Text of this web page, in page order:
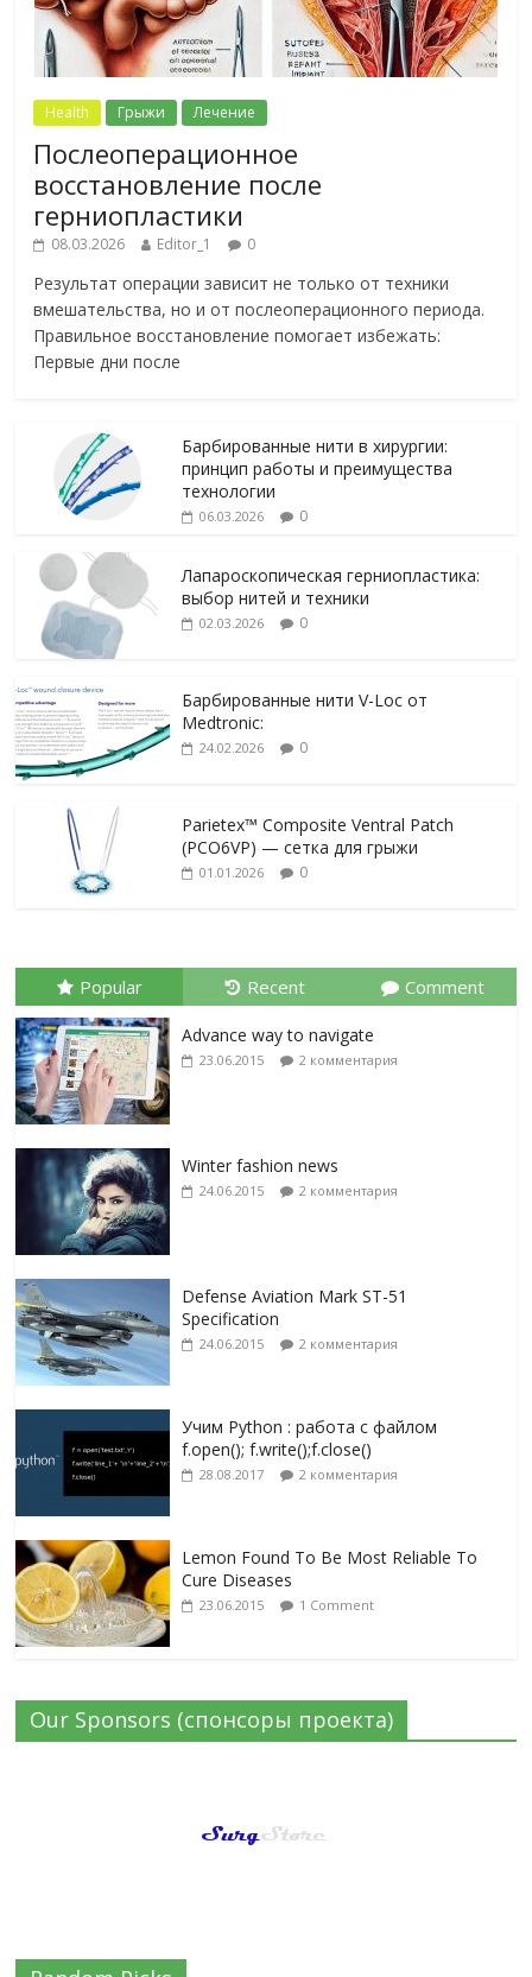
Health Грыжи Лечение
Послеоперационное
восстановление после
герниопластики
08.03.2026 Editor_1 0
Результат операции зависит не только от техники
вмешательства, но и от послеоперационного периода.
Правильное восстановление помогает избежать:
Первые дни после
Барбированные нити в хирургии:
принцип работы и преимущества
технологии
06.03.2026 0
Лапароскопическая герниопластика:
выбор нитей и техники
02.03.2026 0
Барбированные нити V-Loc от
Medtronic:
24.02.2026 0
Parietex™ Composite Ventral Patch
(PCO6VP) — сетка для грыжи
01.01.2026 0
Popular Recent Comment
Advance way to navigate
23.06.2015 2 комментария
Winter fashion news
24.06.2015 2 комментария
Defense Aviation Mark ST-51
Specification
24.06.2015 2 комментария
Учим Python : работа с файлом
f.open(); f.write();f.close()
28.08.2017 2 комментария
Lemon Found To Be Most Reliable To
Cure Diseases
23.06.2015 1 Comment
Our Sponsors (спонсоры проекта)